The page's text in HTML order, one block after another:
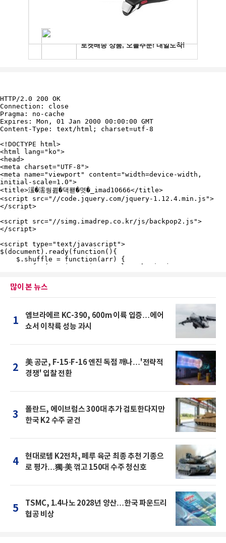
많이 본 뉴스
1
엠브라에르 KC-390, 600m 이륙 입증…에어
쇼서 이착륙 성능 과시
2
美 공군, F-15·F-16 엔진 독점 깨나…'전략적
경쟁' 입찰 전환
3
폴란드, 에이브럼스 300대 추가 검토한다지만
한국 K2 수주 굳건
4
현대로템 K2전차, 페루 육군 최종 추천 기종으
로 평가…獨·美 꺾고 150대 수주 청신호
5
TSMC, 1.4나노 2028년 양산…한국 파운드리
협공 비상